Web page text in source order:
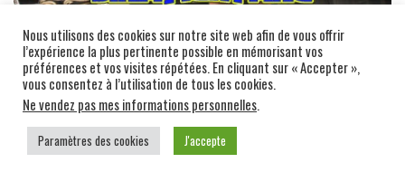
Nous utilisons des cookies sur notre site web afin de vous offrir
l’expérience la plus pertinente possible en mémorisant vos
préférences et vos visites répétées. En cliquant sur « Accepter »,
vous consentez à l’utilisation de tous les cookies.
Ne vendez pas mes informations personnelles.
Paramètres des cookies J'accepte